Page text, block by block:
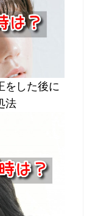
をした後に
法